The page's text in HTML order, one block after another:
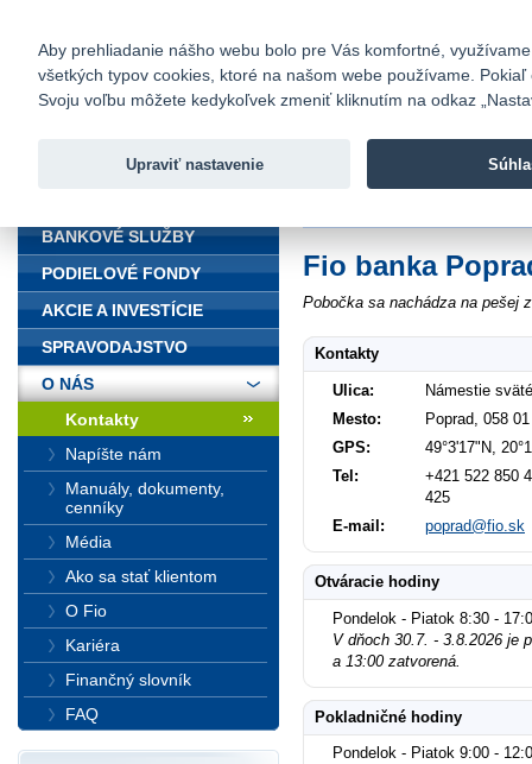
Fio banka
Fio banka
Fio banka
Pobočka sa nachádza na pešej
Kontakty
Ulica:
Námestie
Mesto:
Poprad, 058 01
GPS:
49°3'17"N,
Tel:
+421 522 850
425
E-mail:
poprad@fio.sk
Otváracie hodiny
Pondelok - Piatok 8:30 -
V dňoch 30.7. - 3.8.2026 je
a 13:00 zatvorená.
Pokladničné hodiny
Pondelok - Piatok 9:00 -
BANKOVÉ SLUŽBY
PODIELOVÉ FONDY
AKCIE A INVESTÍCIE
SPRAVODAJSTVO
O NÁS
Kontakty
Napíšte nám
Manuály, dokumenty,
cenníky
Média
Ako sa stať klientom
O Fio
Kariéra
Finančný slovník
FAQ
Aby prehliadanie nášho webu bolo pre Vás komfortné,
všetkých typov cookies, ktoré na našom webe používame.
Svoju voľbu môžete kedykoľvek zmeniť kliknutím na odkaz
Upraviť nastavenie